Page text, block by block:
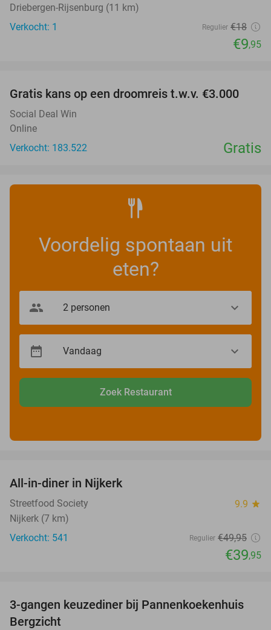
Driebergen-Rijsenburg (11 km)
Verkocht: 1
Regulier €18
€9,95
Gratis kans op een droomreis t.w.v. €3.000
Social Deal Win
Online
Verkocht: 183.522
Gratis
Voordelig spontaan uit
eten?
Zoek Restaurant
All-in-diner in Nijkerk
Streetfood Society 9.9 star
Nijkerk (7 km)
Verkocht: 541
Regulier €49,95
€39,95
42%
3-gangen keuzediner bij Pannenkoekenhuis
Bergzicht